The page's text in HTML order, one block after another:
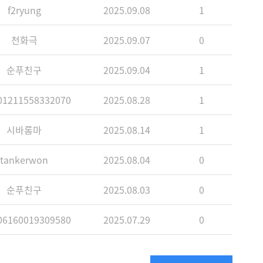
f2ryung 2025.09.08 1
천화극 2025.09.07 0
순푸친구 2025.09.04 1
2025.08.28 1
시바롬마 2025.08.14 1
tankerwon 2025.08.04 0
순푸친구 2025.08.03 0
2025.07.29 0